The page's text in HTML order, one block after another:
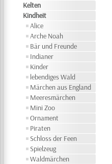
Kelten
Kindheit
Alice
Arche Noah
Bär und Freunde
Indianer
Kinder
lebendiges Wald
Märchen aus England
Meeresmärchen
Mini Zoo
Ornament
Piraten
Schloss der Feen
Spielzeug
Waldmärchen